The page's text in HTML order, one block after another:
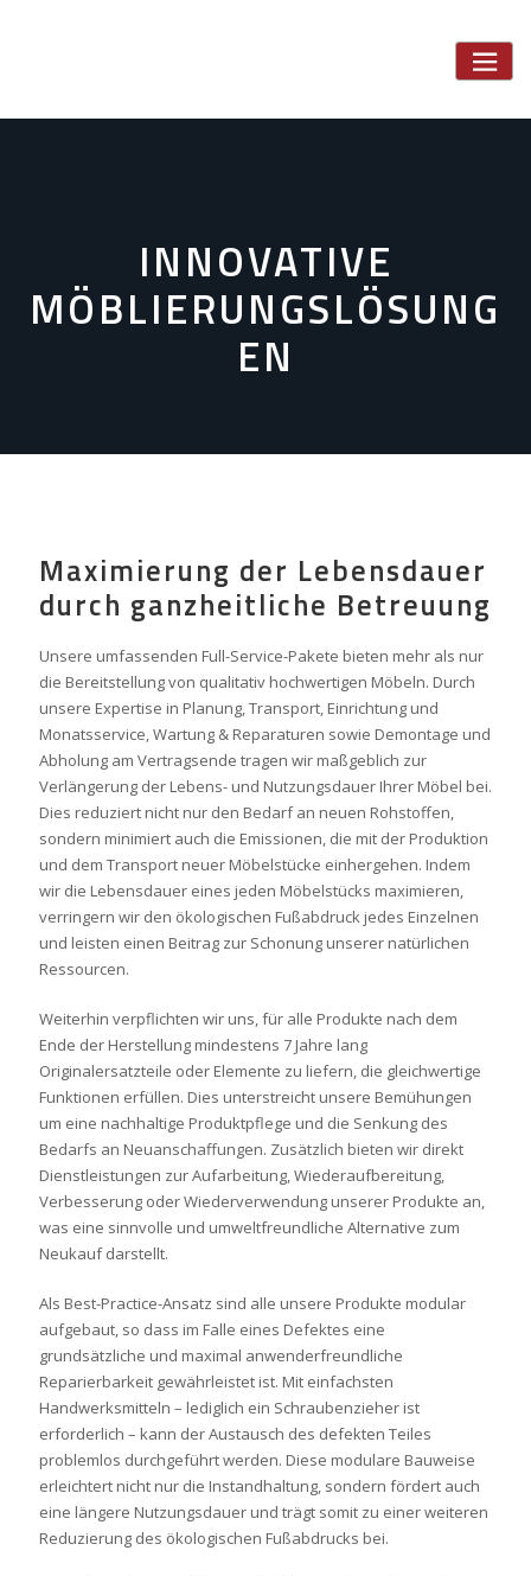
INNOVATIVE
MÖBLIERUNGSLÖSUNG
EN
Maximierung der Lebensdauer
durch ganzheitliche Betreuung
Unsere umfassenden Full-Service-Pakete bieten mehr als nur
die Bereitstellung von qualitativ hochwertigen Möbeln. Durch
unsere Expertise in Planung, Transport, Einrichtung und
Monatsservice, Wartung & Reparaturen sowie Demontage und
Abholung am Vertragsende tragen wir maßgeblich zur
Verlängerung der Lebens- und Nutzungsdauer Ihrer Möbel bei.
Dies reduziert nicht nur den Bedarf an neuen Rohstoffen,
sondern minimiert auch die Emissionen, die mit der Produktion
und dem Transport neuer Möbelstücke einhergehen. Indem
wir die Lebensdauer eines jeden Möbelstücks maximieren,
verringern wir den ökologischen Fußabdruck jedes Einzelnen
und leisten einen Beitrag zur Schonung unserer natürlichen
Ressourcen.
Weiterhin verpflichten wir uns, für alle Produkte nach dem
Ende der Herstellung mindestens 7 Jahre lang
Originalersatzteile oder Elemente zu liefern, die gleichwertige
Funktionen erfüllen. Dies unterstreicht unsere Bemühungen
um eine nachhaltige Produktpflege und die Senkung des
Bedarfs an Neuanschaffungen. Zusätzlich bieten wir direkt
Dienstleistungen zur Aufarbeitung, Wiederaufbereitung,
Verbesserung oder Wiederverwendung unserer Produkte an,
was eine sinnvolle und umweltfreundliche Alternative zum
Neukauf darstellt.
Als Best-Practice-Ansatz sind alle unsere Produkte modular
aufgebaut, so dass im Falle eines Defektes eine
grundsätzliche und maximal anwenderfreundliche
Reparierbarkeit gewährleistet ist. Mit einfachsten
Handwerksmitteln – lediglich ein Schraubenzieher ist
erforderlich – kann der Austausch des defekten Teiles
problemlos durchgeführt werden. Diese modulare Bauweise
erleichtert nicht nur die Instandhaltung, sondern fördert auch
eine längere Nutzungsdauer und trägt somit zu einer weiteren
Reduzierung des ökologischen Fußabdrucks bei.